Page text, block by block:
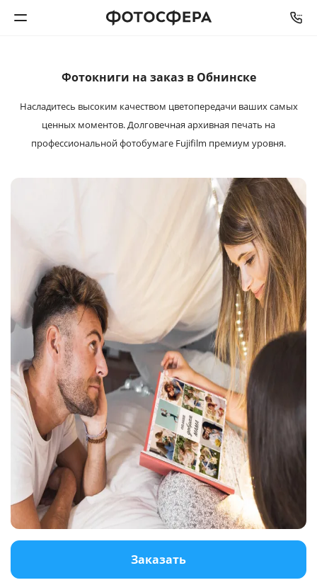
Печать фото
Фотокниги
Календари
Багетная мастерская
Полиграфия
Услуги и сервис
Магазин
Фотокниги на заказ в Обнинске
Насладитесь высоким качеством цветопередачи ваших самых
ценных моментов. Долговечная архивная печать на
профессиональной фотобумаге Fujifilm премиум уровня.
Заказать